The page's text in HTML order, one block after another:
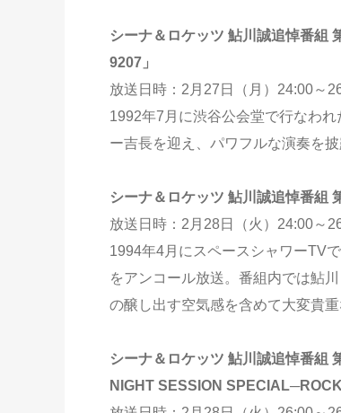
シーナ＆ロケッツ 鮎川誠追悼番組
9207」
放送日時：2月27日（月）24:00～
1992年7月に渋谷公会堂で行なわ
ー吉長を迎え、パワフルな演奏を
シーナ＆ロケッツ 鮎川誠追悼番組
放送日時：2月28日（火）24:00～
1994年4月にスペースシャワーTV
をアンコール放送。番組内では鮎
の醸し出す空気感を含めて大変貴重
シーナ＆ロケッツ 鮎川誠追悼番組
NIGHT SESSION